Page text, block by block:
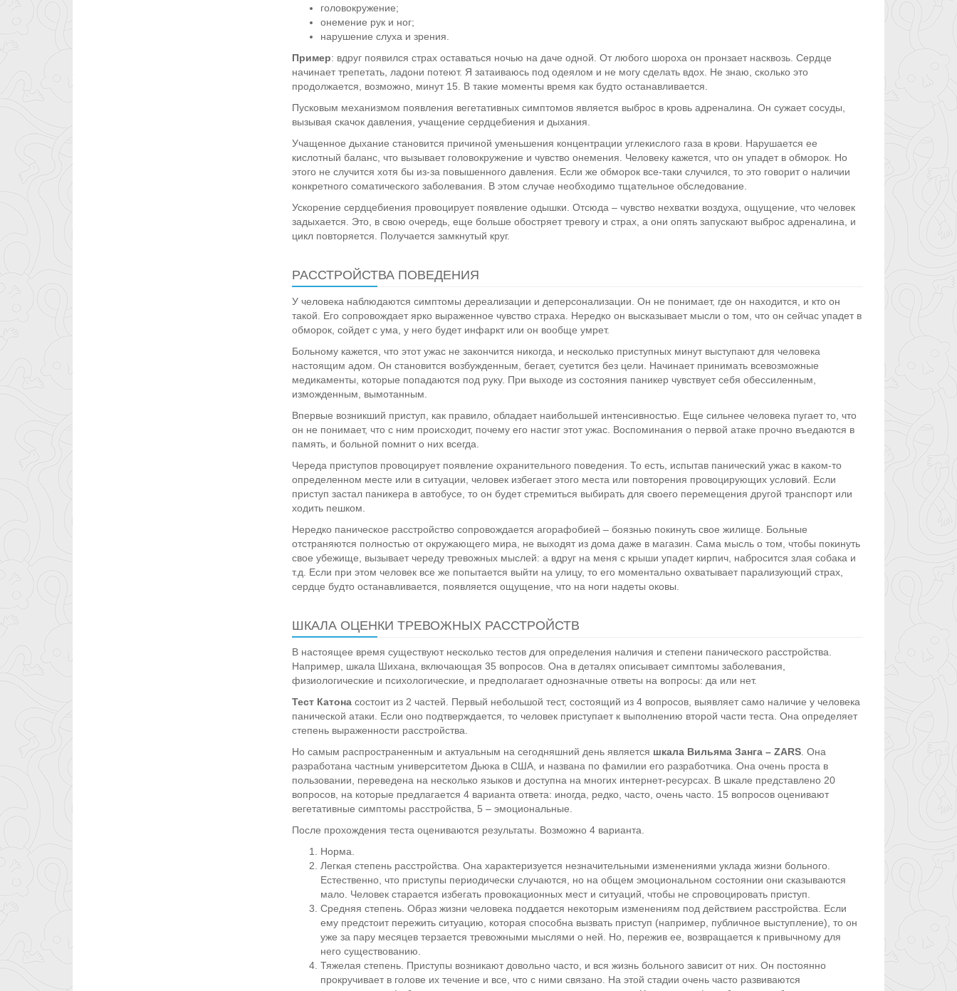
головокружение;
онемение рук и ног;
нарушение слуха и зрения.
Пример: вдруг появился страх оставаться ночью на даче одной. От любого шороха он пронзает насквозь. Сердце
начинает трепетать, ладони потеют. Я затаиваюсь под одеялом и не могу сделать вдох. Не знаю, сколько это
продолжается, возможно, минут 15. В такие моменты время как будто останавливается.
Пусковым механизмом появления вегетативных симптомов является выброс в кровь адреналина. Он сужает сосуды,
вызывая скачок давления, учащение сердцебиения и дыхания.
Учащенное дыхание становится причиной уменьшения концентрации углекислого газа в крови. Нарушается ее
кислотный баланс, что вызывает головокружение и чувство онемения. Человеку кажется, что он упадет в обморок. Но
этого не случится хотя бы из-за повышенного давления. Если же обморок все-таки случился, то это говорит о наличии
конкретного соматического заболевания. В этом случае необходимо тщательное обследование.
Ускорение сердцебиения провоцирует появление одышки. Отсюда – чувство нехватки воздуха, ощущение, что человек
задыхается. Это, в свою очередь, еще больше обостряет тревогу и страх, а они опять запускают выброс адреналина, и
цикл повторяется. Получается замкнутый круг.
РАССТРОЙСТВА ПОВЕДЕНИЯ
У человека наблюдаются симптомы дереализации и деперсонализации. Он не понимает, где он находится, и кто он
такой. Его сопровождает ярко выраженное чувство страха. Нередко он высказывает мысли о том, что он сейчас упадет в
обморок, сойдет с ума, у него будет инфаркт или он вообще умрет.
Больному кажется, что этот ужас не закончится никогда, и несколько приступных минут выступают для человека
настоящим адом. Он становится возбужденным, бегает, суетится без цели. Начинает принимать всевозможные
медикаменты, которые попадаются под руку. При выходе из состояния паникер чувствует себя обессиленным,
изможденным, вымотанным.
Впервые возникший приступ, как правило, обладает наибольшей интенсивностью. Еще сильнее человека пугает то, что
он не понимает, что с ним происходит, почему его настиг этот ужас. Воспоминания о первой атаке прочно въедаются в
память, и больной помнит о них всегда.
Череда приступов провоцирует появление охранительного поведения. То есть, испытав панический ужас в каком-то
определенном месте или в ситуации, человек избегает этого места или повторения провоцирующих условий. Если
приступ застал паникера в автобусе, то он будет стремиться выбирать для своего перемещения другой транспорт или
ходить пешком.
Нередко паническое расстройство сопровождается агорафобией – боязнью покинуть свое жилище. Больные
отстраняются полностью от окружающего мира, не выходят из дома даже в магазин. Сама мысль о том, чтобы покинуть
свое убежище, вызывает череду тревожных мыслей: а вдруг на меня с крыши упадет кирпич, набросится злая собака и
т.д. Если при этом человек все же попытается выйти на улицу, то его моментально охватывает парализующий страх,
сердце будто останавливается, появляется ощущение, что на ноги надеты оковы.
ШКАЛА ОЦЕНКИ ТРЕВОЖНЫХ РАССТРОЙСТВ
В настоящее время существуют несколько тестов для определения наличия и степени панического расстройства.
Например, шкала Шихана, включающая 35 вопросов. Она в деталях описывает симптомы заболевания,
физиологические и психологические, и предполагает однозначные ответы на вопросы: да или нет.
Тест Катонасостоит из 2 частей. Первый небольшой тест, состоящий из 4 вопросов, выявляет само наличие у человека
панической атаки. Если оно подтверждается, то человек приступает к выполнению второй части теста. Она определяет
степень выраженности расстройства.
Но самым распространенным и актуальным на сегодняшний день является шкала Вильяма Занга – ZARS. Она
разработана частным университетом Дьюка в США, и названа по фамилии его разработчика. Она очень проста в
пользовании, переведена на несколько языков и доступна на многих интернет-ресурсах. В шкале представлено 20
вопросов, на которые предлагается 4 варианта ответа: иногда, редко, часто, очень часто. 15 вопросов оценивают
вегетативные симптомы расстройства, 5 – эмоциональные.
После прохождения теста оцениваются результаты. Возможно 4 варианта.
Норма.
Легкая степень расстройства. Она характеризуется незначительными изменениями уклада жизни больного.
Естественно, что приступы периодически случаются, но на общем эмоциональном состоянии они сказываются
мало. Человек старается избегать провокационных мест и ситуаций, чтобы не спровоцировать приступ.
Средняя степень. Образ жизни человека поддается некоторым изменениям под действием расстройства. Если
ему предстоит пережить ситуацию, которая способна вызвать приступ (например, публичное выступление), то он
уже за пару месяцев терзается тревожными мыслями о ней. Но, пережив ее, возвращается к привычному для
него существованию.
Тяжелая степень. Приступы возникают довольно часто, и вся жизнь больного зависит от них. Он постоянно
прокручивает в голове их течение и все, что с ними связано. На этой стадии очень часто развиваются